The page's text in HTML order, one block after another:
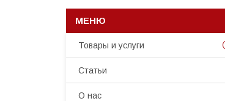
Товары и услуги
Статьи
О нас